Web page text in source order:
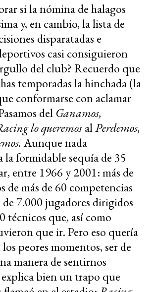
si la nómina de halagos
y, en cambio, la lista de
disparatadas e
casi consiguieron
del club? Recuerdo que
temporadas la hinchada (la
conformarse con aclamar
del Ganamos,
lo queremosalPerdemos,
Aunque nada
la formidable sequía de 35
entre 1966 y 2001: más de
de más de 60 competencias
de 7.000 jugadores dirigidos
técnicos que, así como
que ir. Pero eso quería
peores momentos, ser de
manera de sentirnos
bien un trapo que